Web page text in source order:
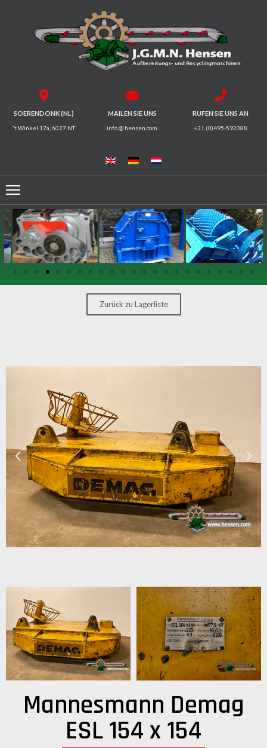
SOERENDONK (NL)
't Winkel 17a, 6027 NT
MAILEN SIE UNS
info @ hensen.com
RUFEN SIE UNS AN
+31 (0)495-592388
MAGNETSYSTEME
FÖRDERBÄNDER
ELEKTROMOTOREN
GETRIEBE
MASCHINEN
Zurück zu Lagerliste
Mannesmann Demag
ESL 154 x 154